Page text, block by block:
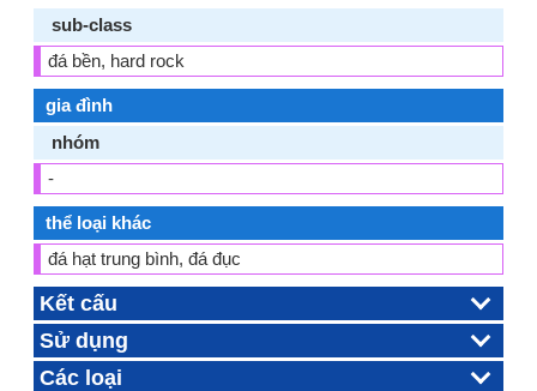
sub-class
đá bền, hard rock
gia đình
nhóm
-
thể loại khác
đá hạt trung bình, đá đục
Kết cấu
Sử dụng
Các loại